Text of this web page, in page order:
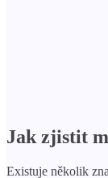
Jak zjistit
Existuje několik